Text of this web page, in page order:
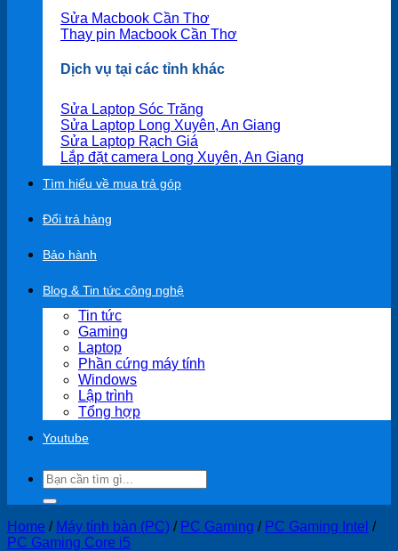
Sửa Macbook Cần Thơ
Thay pin Macbook Cần Thơ
Dịch vụ tại các tỉnh khác
Sửa Laptop Sóc Trăng
Sửa Laptop Long Xuyên, An Giang
Sửa Laptop Rạch Giá
Lắp đặt camera Long Xuyên, An Giang
Tìm hiểu về mua trả góp
Đổi trả hàng
Bảo hành
Blog & Tin tức công nghệ
Tin tức
Gaming
Laptop
Phần cứng máy tính
Windows
Lập trình
Tổng hợp
Youtube
Search
for:
Home / Máy tính bàn (PC) / PC Gaming / PC Gaming Intel /
PC Gaming Core i5